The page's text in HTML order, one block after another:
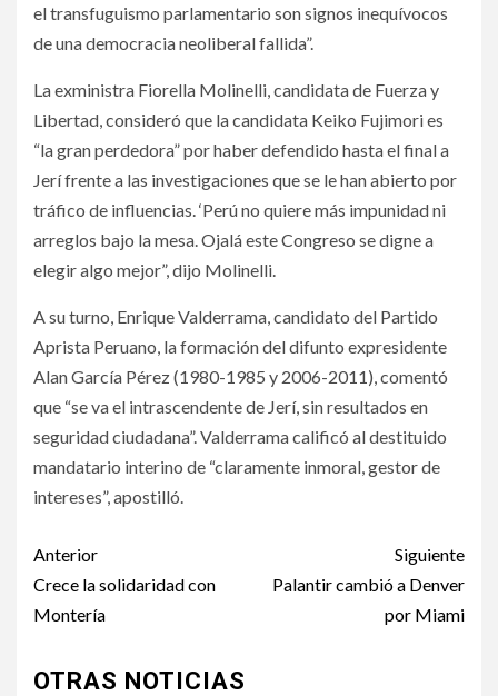
el transfuguismo parlamentario son signos inequívocos
de una democracia neoliberal fallida”.
La exministra Fiorella Molinelli, candidata de Fuerza y
Libertad, consideró que la candidata Keiko Fujimori es
“la gran perdedora” por haber defendido hasta el final a
Jerí frente a las investigaciones que se le han abierto por
tráfico de influencias. ‘Perú no quiere más impunidad ni
arreglos bajo la mesa. Ojalá este Congreso se digne a
elegir algo mejor”, dijo Molinelli.
A su turno, Enrique Valderrama, candidato del Partido
Aprista Peruano, la formación del difunto expresidente
Alan García Pérez (1980-1985 y 2006-2011), comentó
que “se va el intrascendente de Jerí, sin resultados en
seguridad ciudadana”. Valderrama calificó al destituido
mandatario interino de “claramente inmoral, gestor de
intereses”, apostilló.
Post
navigation
Anterior
Crece la solidaridad con
Montería
Siguiente
Palantir cambió a Denver
por Miami
OTRAS NOTICIAS